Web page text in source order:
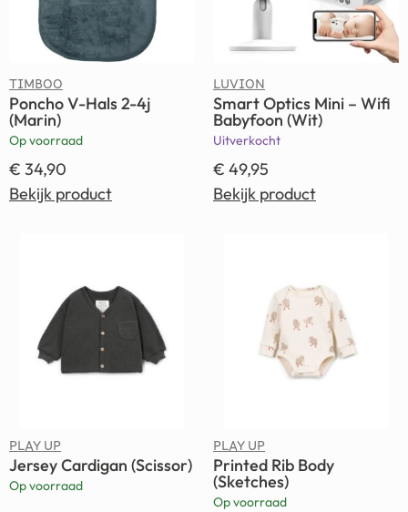
TIMBOO
Poncho V-Hals 2-4j
(Marin)
Op voorraad
€ 34,90
Bekijk product
LUVION
Smart Optics Mini – Wifi
Babyfoon (Wit)
Uitverkocht
€ 49,95
Bekijk product
PLAY UP
Jersey Cardigan (Scissor)
Op voorraad
PLAY UP
Printed Rib Body
(Sketches)
Op voorraad